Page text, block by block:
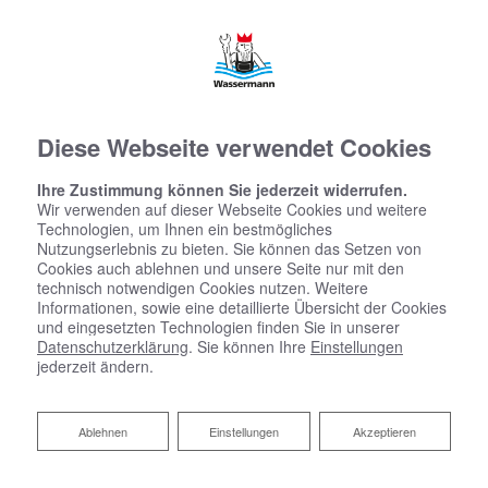
Diese Webseite verwendet Cookies
Ihre Zustimmung können Sie jederzeit widerrufen.
Wir verwenden auf dieser Webseite Cookies und weitere
Technologien, um Ihnen ein bestmögliches
Nutzungserlebnis zu bieten. Sie können das Setzen von
Cookies auch ablehnen und unsere Seite nur mit den
technisch notwendigen Cookies nutzen. Weitere
Informationen, sowie eine detaillierte Übersicht der Cookies
und eingesetzten Technologien finden Sie in unserer
Datenschutzerklärung. Sie können Ihre Einstellungen
jederzeit ändern.
Akzeptieren
Einstellungen
Ablehnen
Ablehnen